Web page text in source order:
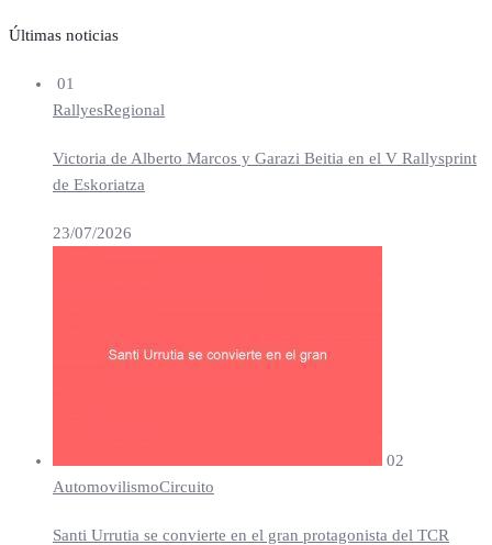
Últimas noticias
01
RallyesRegional
Victoria de Alberto Marcos y Garazi Beitia en el V Rallysprint
de Eskoriatza
23/07/2026
02
AutomovilismoCircuito
Santi Urrutia se convierte en el gran protagonista del TCR